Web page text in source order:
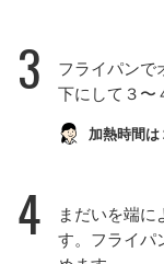
3
フライパンで
下にして３〜
加熱時間
4
まだいを端に
す。フライパ